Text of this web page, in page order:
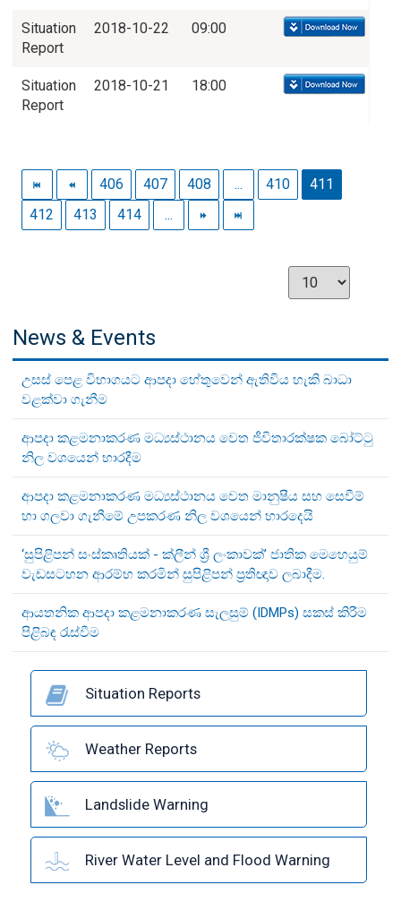
Situation
Report
2018-10-22 09:00
Situation
Report
2018-10-21 18:00
406 407 408 ... 410
411
412
413 414 ...
News & Events
උසස් පෙළ විභාගයට ආපදා හේතුවෙන් ඇතිවිය හැකි බාධා
වළක්වා ගැනීම
ආපදා කළමනාකරණ මධ්‍යස්ථානය වෙත ජීවිතාරක්ෂක බෝට්ටු
නිල වශයෙන් භාරදීම
ආපදා කළමනාකරණ මධ්‍යස්ථානය වෙත මානුෂීය සහ සෙවීම්
හා ගලවා ගැනීමේ උපකරණ නිල වශයෙන් භාරදෙයි
‘සුපිළිපන් සංස්කෘතියක් - ක්ලීන් ශ්‍රී ලංකාවක්’ ජාතික මෙහෙයුම්
වැඩසටහන ආරම්භ කරමින් සුපිළිපන් ප්‍රතිඥාව ලබාදීම.
ආයතනික ආපදා කළමනාකරණ සැලසුම් (IDMPs) සකස් කිරීම
පිළිබඳ රැස්වීම
Situation Reports
Weather Reports
Landslide Warning
River Water Level and Flood Warning